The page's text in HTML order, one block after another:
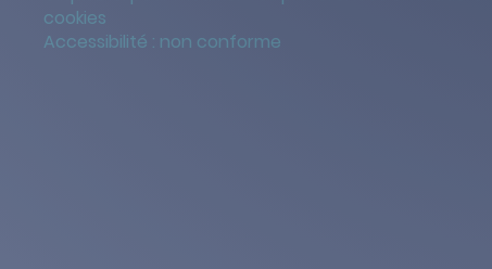
cookies
Accessibilité : non conforme